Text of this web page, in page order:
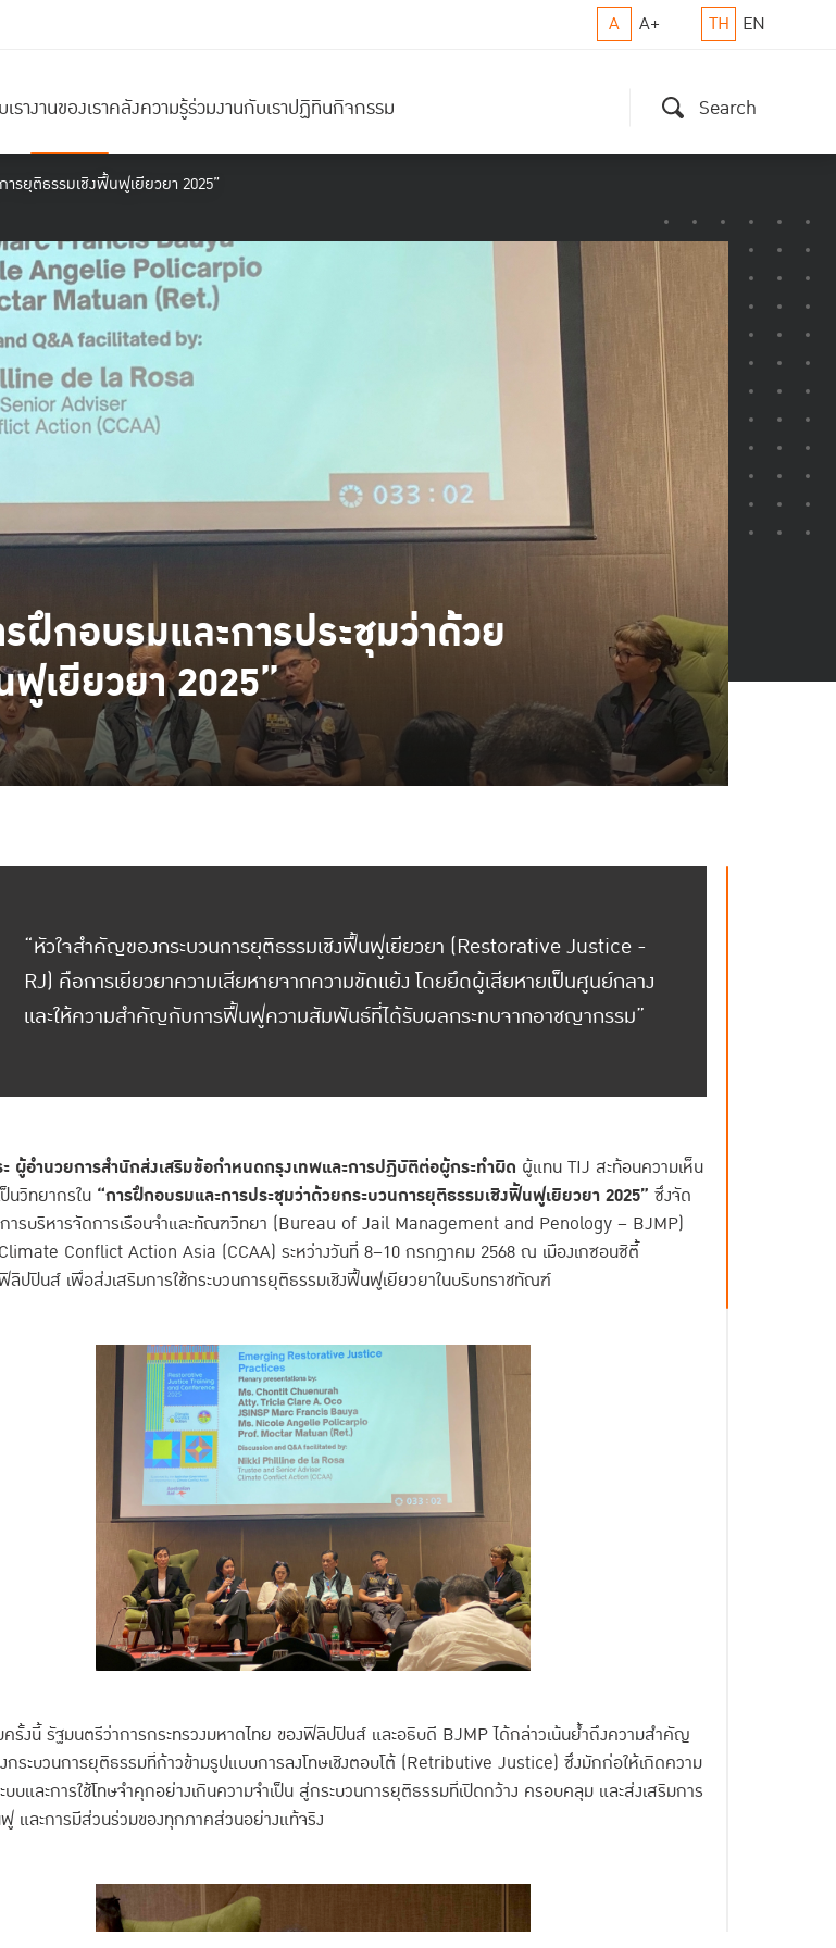
A A+ TH EN
รางานของเราคลังความรู้ร่วมงานกับเราปฏิทินกิจกรรม Search
รยุติธรรมเชิงฟื้นฟูเยียวยา 2025”
ฝึกอบรมและการประชุมว่าด้วย
เยียวยา 2025”
“หัวใจสำคัญของกระบวนการยุติธรรมเชิงฟื้นฟูเยียวยา (Restorative Justice -
RJ) คือการเยียวยาความเสียหายจากความขัดแย้ง โดยยึดผู้เสียหายเป็นศูนย์กลาง
และให้ความสำคัญกับการฟื้นฟูความสัมพันธ์ที่ได้รับผลกระทบจากอาชญากรรม”
ผู้อำนวยการสำนักส่งเสริมข้อกำหนดกรุงเทพและการปฏิบัติต่อผู้กระทำผิด ผู้แทน TIJ สะท้อนความเห็น
นวิทยากรใน “การฝึกอบรมและการประชุมว่าด้วยกระบวนการยุติธรรมเชิงฟื้นฟูเยียวยา 2025” ซึ่งจัด
ารบริหารจัดการเรือนจำและทัณฑวิทยา (Bureau of Jail Management and Penology – BJMP)
Conflict Action Asia (CCAA) ระหว่างวันที่ 8–10 กรกฎาคม 2568 ณ เมืองเกซอนซิตี้
ปปินส์ เพื่อส่งเสริมการใช้กระบวนการยุติธรรมเชิงฟื้นฟูเยียวยาในบริบทราชทัณฑ์
ครั้งนี้ รัฐมนตรีว่าการกระทรวงมหาดไทย ของฟิลิปปินส์ และอธิบดี BJMP ได้กล่าวเน้นย้ำถึงความสำคัญ
กระบวนการยุติธรรมที่ก้าวข้ามรูปแบบการลงโทษเชิงตอบโต้ (Retributive Justice) ซึ่งมักก่อให้เกิดความ
บบและการใช้โทษจำคุกอย่างเกินความจำเป็น สู่กระบวนการยุติธรรมที่เปิดกว้าง ครอบคลุม และส่งเสริมการ
และการมีส่วนร่วมของทุกภาคส่วนอย่างแท้จริง